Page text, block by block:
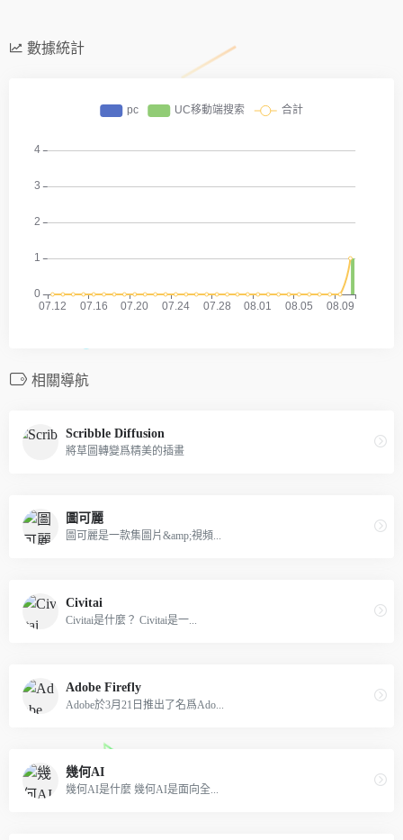
數據統計
相關導航
Scribble Diffusion
將草圖轉變爲精美的插畫
圖可麗
圖可麗是一款集圖片&amp;視頻...
Civitai
Civitai是什麼？ Civitai是一...
Adobe Firefly
Adobe於3月21日推出了名爲Ado...
幾何AI
幾何AI是什麼 幾何AI是面向全...